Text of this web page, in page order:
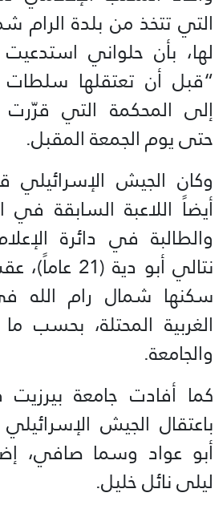
التي تتخذ من بلدة الرام
لها، بأن حلواني استدعيت
“قبل أن تعتقلها سلطات
إلى المحكمة التي قرّرت
حتى يوم الجمعة المقبل.
وكان الجيش الإسرائيلي
أيضاً اللاعبة السابقة
والطالبة في دائرة
نتالي أبو
سكنها شمال رام
الغربية المحتلة، بحسب ما
والجامعة.
كما أفادت جامعة بيرزيت
باعتقال الجيش
أبو عواد وسما صافي،
ليلى نائل خليل.